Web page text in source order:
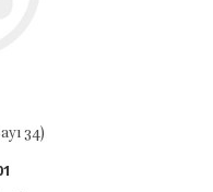
34)